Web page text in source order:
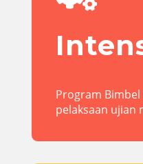
Program
pelaksaan ujian